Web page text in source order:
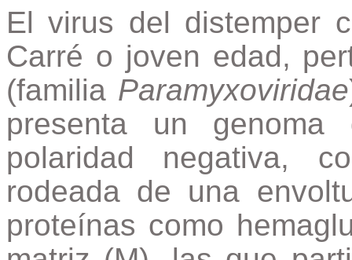
El virus del distemper
Carré o joven edad,
(familia Paramyxoviridae
presenta un genoma
polaridad negativa,
rodeada de una
proteínas como